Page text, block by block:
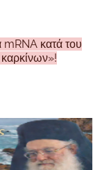
κατά του
καρκίνων»!